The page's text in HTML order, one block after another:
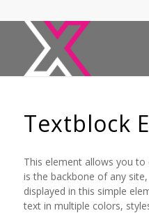
Textblock
This element allows you
is the backbone of any
displayed in this simple
text in multiple colors,